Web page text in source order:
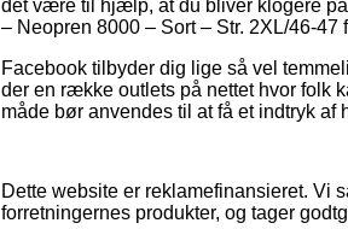
det være til hjælp, at du bliver klogere
– Neopren 8000 – Sort – Str. 2XL/46-
Facebook tilbyder dig lige så vel
der en række outlets på nettet hvor folk
måde bør anvendes til at få et indtryk af
Dette website er reklamefinansieret. Vi
forretningernes produkter, og tager